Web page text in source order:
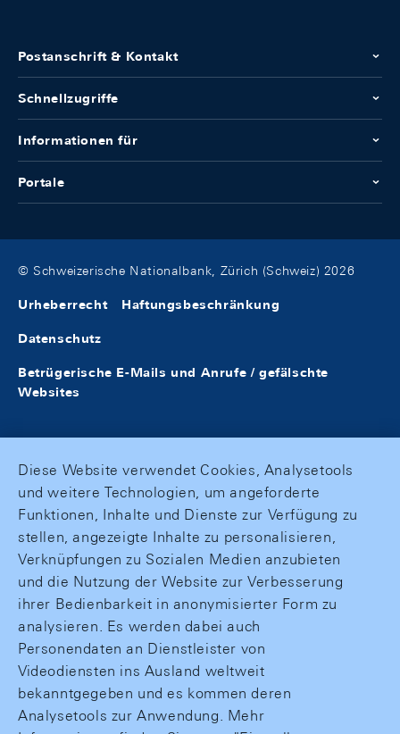
Postanschrift & Kontakt
Schnellzugriffe
Informationen für
Portale
© Schweizerische Nationalbank, Zürich (Schweiz) 2026
Urheberrecht Haftungsbeschränkung
Datenschutz
Betrügerische E-Mails und Anrufe / gefälschte
Websites
Diese Website verwendet Cookies, Analysetools
und weitere Technologien, um angeforderte
Funktionen, Inhalte und Dienste zur Verfügung zu
stellen, angezeigte Inhalte zu personalisieren,
Verknüpfungen zu Sozialen Medien anzubieten
und die Nutzung der Website zur Verbesserung
ihrer Bedienbarkeit in anonymisierter Form zu
analysieren. Es werden dabei auch
Personendaten an Dienstleister von
Videodiensten ins Ausland weltweit
bekanntgegeben und es kommen deren
Analysetools zur Anwendung. Mehr